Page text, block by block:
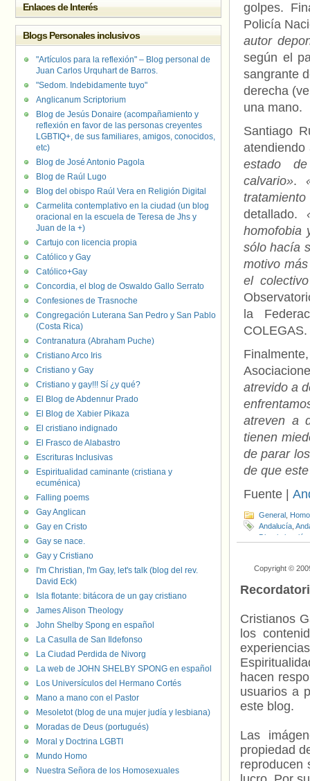
golpes.
Policía
autor
según el
sangrante
derecha
una mano.
Santiago
estado
calvario».
detallado.
homofobia
sólo hacía
motivo
el
la
COLEGAS.
atrevido a
atreven a
tienen
de parar
de que
Fuente |
General
Andalucía
Discriminación
Copyright ©
Cristianos
los
hacen
usuarios a
este blog.
Las
propiedad
reproducen
Enlaces de Interés
Blogs Personales inclusivos
"Artículos para la reflexión" – Blog personal de
Juan Carlos Urquhart de Barros.
"Sedom. Indebidamente tuyo"
Anglicanum Scriptorium
Blog de Jesús Donaire (acompañamiento y
reflexión en favor de las personas creyentes
LGBTIQ+, de sus familiares, amigos, conocidos,
etc)
Blog de José Antonio Pagola
Blog de Raúl Lugo
Blog del obispo Raúl Vera en Religión Digital
Carmelita contemplativo en la ciudad (un blog
oracional en la escuela de Teresa de Jhs y
Juan de la +)
Cartujo con licencia propia
Católico y Gay
Católico+Gay
Concordia, el blog de Oswaldo Gallo Serrato
Confesiones de Trasnoche
Congregación Luterana San Pedro y San Pablo
(Costa Rica)
Contranatura (Abraham Puche)
Cristiano Arco Iris
Cristiano y Gay
Cristiano y gay!!! Sí ¿y qué?
El Blog de Abdennur Prado
El Blog de Xabier Pikaza
El cristiano indignado
El Frasco de Alabastro
Escrituras Inclusivas
Espiritualidad caminante (cristiana y
ecuménica)
Falling poems
Gay Anglican
Gay en Cristo
Gay se nace.
Gay y Cristiano
I'm Christian, I'm Gay, let's talk (blog del rev.
David Eck)
Isla flotante: bitácora de un gay cristiano
James Alison Theology
John Shelby Spong en español
La Casulla de San Ildefonso
La Ciudad Perdida de Nivorg
La web de JOHN SHELBY SPONG en español
Los Universículos del Hermano Cortés
Mano a mano con el Pastor
Mesoletot (blog de una mujer judía y lesbiana)
Moradas de Deus (portugués)
Moral y Doctrina LGBTI
Mundo Homo
Nuestra Señora de los Homosexuales